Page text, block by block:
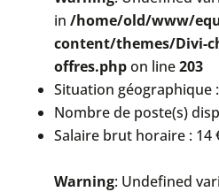
in /home/old/www/
content/themes/Divi-
offres.phpon line203
Situation géographique
Nombre de poste(s)
Salaire brut horaire : 14
Warning: Undefined